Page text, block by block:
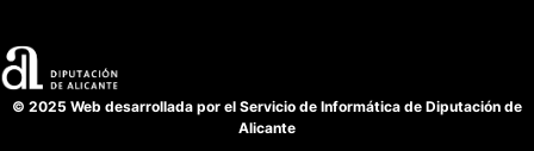
© 2025 Web desarrollada por el Servicio de Informática de Diputación de
Alicante